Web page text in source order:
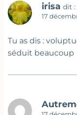
irisa dit :
17
Tu as dis :
séduit beaucoup